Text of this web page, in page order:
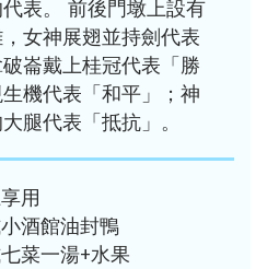
表。 前後門墩上設有
女神展翅並持劍代表
破崙戴上桂冠代表「勝
機代表「和平」；神
腿代表「抵抗」。
用
酒館油封鴨
菜一湯+水果